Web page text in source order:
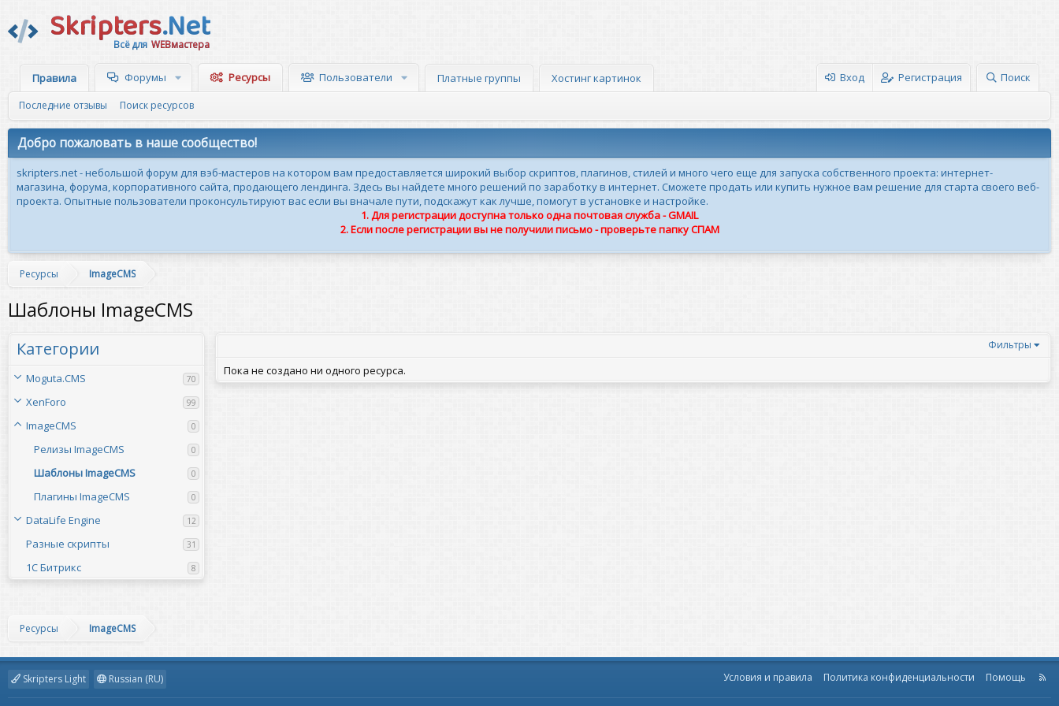
Skripters.Net
Всё для WEBмастера
Правила Форумы Ресурсы Пользователи Платные группы Хостинг картинок Вход Регистрация Поиск
Последние отзывы Поиск ресурсов
Добро пожаловать в наше сообщество!
skripters.net - небольшой форум для вэб-мастеров на котором вам предоставляется широкий выбор скриптов, плагинов, стилей и много чего еще для запуска собственного проекта: интернет-
магазина, форума, корпоративного сайта, продающего лендинга. Здесь вы найдете много решений по заработку в интернет. Сможете продать или купить нужное вам решение для старта своего веб-
проекта. Опытные пользователи проконсультируют вас если вы вначале пути, подскажут как лучше, помогут в установке и настройке.
1. Для регистрации доступна только одна почтовая служба - GMAIL
2. Если после регистрации вы не получили письмо - проверьте папку СПАМ
Ресурсы ImageCMS
Шаблоны ImageCMS
Категории
Moguta.CMS 70
XenForo 99
ImageCMS 0
Релизы ImageCMS 0
Шаблоны ImageCMS 0
Плагины ImageCMS 0
DataLife Engine 12
Разные скрипты 31
1С Битрикс 8
Фильтры
Пока не создано ни одного ресурса.
Ресурсы ImageCMS
Skripters Light Russian (RU) Условия и правила Политика конфиденциальности Помощь
R